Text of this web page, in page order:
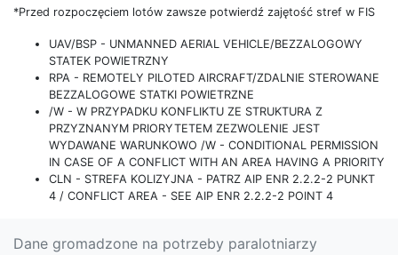
*Przed rozpoczęciem lotów zawsze potwierdź zajętość stref w FIS
UAV/BSP - UNMANNED AERIAL VEHICLE/BEZZALOGOWY
STATEK POWIETRZNY
RPA - REMOTELY PILOTED AIRCRAFT/ZDALNIE STEROWANE
BEZZALOGOWE STATKI POWIETRZNE
/W - W PRZYPADKU KONFLIKTU ZE STRUKTURA Z
PRZYZNANYM PRIORYTETEM ZEZWOLENIE JEST
WYDAWANE WARUNKOWO /W - CONDITIONAL PERMISSION
IN CASE OF A CONFLICT WITH AN AREA HAVING A PRIORITY
CLN - STREFA KOLIZYJNA - PATRZ AIP ENR 2.2.2-2 PUNKT
4 / CONFLICT AREA - SEE AIP ENR 2.2.2-2 POINT 4
Dane gromadzone na potrzeby paralotniarzy